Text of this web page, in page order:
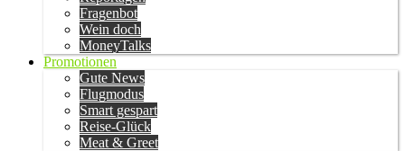
Fragenbot
Wein doch
MoneyTalks
Promotionen
Gute News
Flugmodus
Smart gespart
Reise-Glück
Meat & Greet